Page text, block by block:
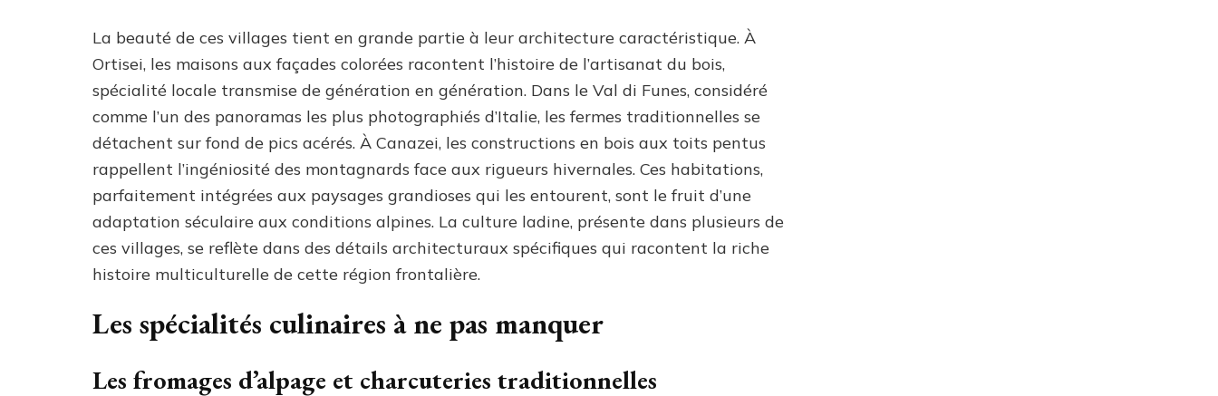
La beauté de ces villages tient en grande partie à leur architecture caractéristique. À
Ortisei, les maisons aux façades colorées racontent l’histoire de l’artisanat du bois,
spécialité locale transmise de génération en génération. Dans le Val di Funes, considéré
comme l’un des panoramas les plus photographiés d’Italie, les fermes traditionnelles se
détachent sur fond de pics acérés. À Canazei, les constructions en bois aux toits pentus
rappellent l’ingéniosité des montagnards face aux rigueurs hivernales. Ces habitations,
parfaitement intégrées aux paysages grandioses qui les entourent, sont le fruit d’une
adaptation séculaire aux conditions alpines. La culture ladine, présente dans plusieurs de
ces villages, se reflète dans des détails architecturaux spécifiques qui racontent la riche
histoire multiculturelle de cette région frontalière.
Les spécialités culinaires à ne pas manquer
Les fromages d’alpage et charcuteries traditionnelles